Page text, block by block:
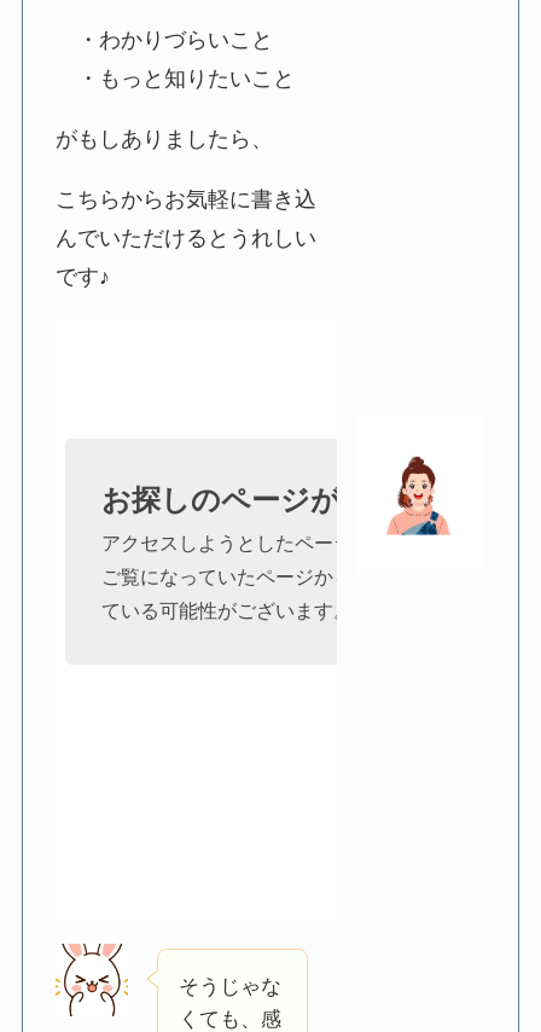
・わかりづらいこと
・もっと知りたいこと
がもしありましたら、
こちらからお気軽に書き込
んでいただけるとうれしい
です♪
そうじゃな
くても、感